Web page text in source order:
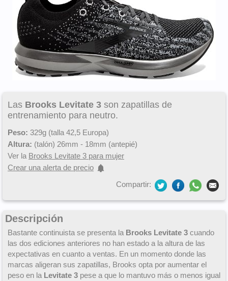
Las Brooks Levitate 3 son zapatillas de
entrenamiento para neutro.
Peso: 329g (talla 42,5 Europa)
Altura: (talón) 26mm - 18mm (antepié)
Ver la Brooks Levitate 3 para mujer
Crear una alerta de precio
Compartir:
Descripción
Bastante continuista se presenta la Brooks Levitate 3 cuando
las dos ediciones anteriores no han estado a la altura de las
expectativas en cuanto a ventas. En un momento donde las
marcas aligeran sus zapatillas, Brooks opta por aumentar el
peso en la Levitate 3 pese a que lo mantuvo más o menos igual